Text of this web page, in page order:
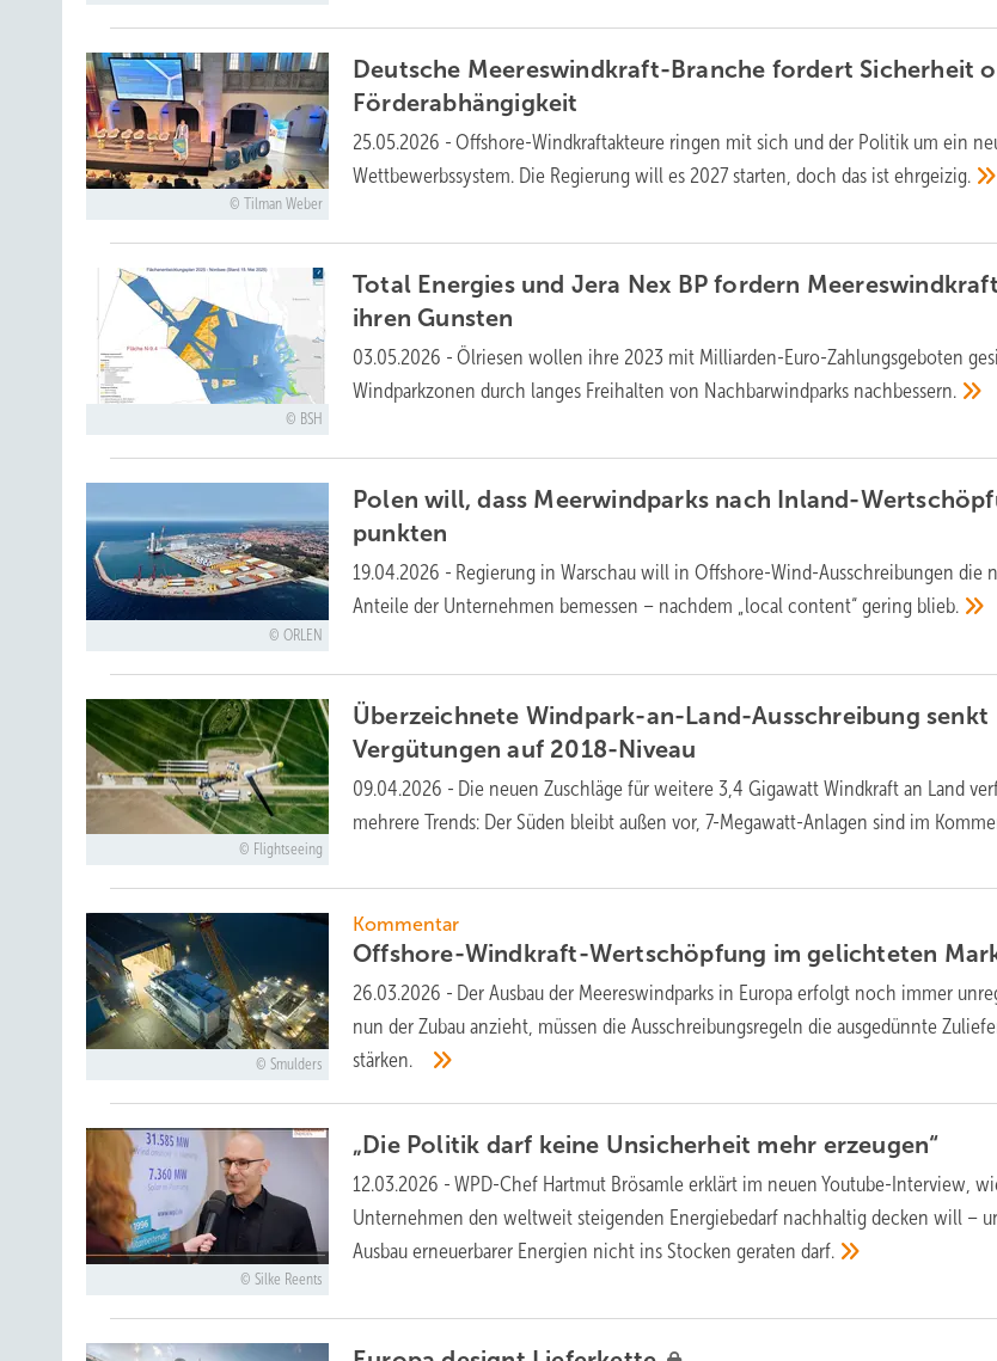
Tilman Weber
Deutsche Meereswindkraft-Branche fordert Sicherheit
Förderabhängigkeit
25.05.2026 - Offshore-Windkraftakteure ringen mit sich und der Politik um ein
Wettbewerbssystem. Die Regierung will es 2027 starten, doch das istehrgeizig.
BSH
Total Energies und Jera Nex BP fordern
ihrenGunsten
03.05.2026 - Ölriesen wollen ihre 2023 mit Milliarden-Euro-Zahlungsgeboten
Windparkzonen durch langes Freihalten von Nachbarwindparks nachbessern.
ORLEN
Polen will, dass Meerwindparks nach Inland-
punkten
19.04.2026 - Regierung in Warschau will in Offshore-Wind-Ausschreibungen die
Anteile der Unternehmen bemessen – nachdem „local content“ gering blieb.
Flightseeing
Überzeichnete Windpark-an-Land-Ausschreibung senkt
Vergütungen auf 2018-Niveau
09.04.2026 - Die neuen Zuschläge für weitere 3,4 Gigawatt Windkraft an Land
mehrere Trends: Der Süden bleibt außen vor, 7-Megawatt-Anlagen sind im
Smulders
Kommentar
Offshore-Windkraft-Wertschöpfung im gelichteten
26.03.2026 - Der Ausbau der Meereswindparks in Europa erfolgt noch immer
nun der Zubau anzieht, müssen die Ausschreibungsregeln die ausgedünnte
stärken.
Silke Reents
„Die Politik darf keine Unsicherheit mehr erzeugen“
12.03.2026 - WPD-Chef Hartmut Brösamle erklärt im neuen Youtube-Interview,
Unternehmen den weltweit steigenden Energiebedarf nachhaltig decken will –
Ausbau erneuerbarer Energien nicht ins Stocken geratendarf.